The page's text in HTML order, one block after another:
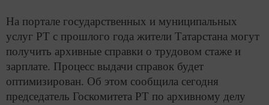
На портале государственных и муниципальных
услуг РТ с прошлого года жители Татарстана могут
получить архивные справки о трудовом стаже и
зарплате. Процесс выдачи справок будет
оптимизирован. Об этом сообщила сегодня
председатель Госкомитета РТ по архивному делу